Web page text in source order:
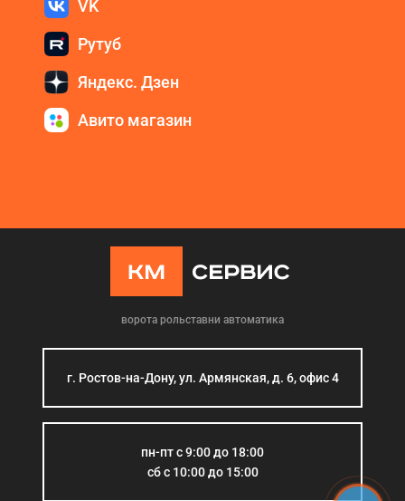
VK
Рутуб
Яндекс. Дзен
Авито магазин
ворота рольставни автоматика
г. Ростов-на-Дону, ул. Армянская, д. 6, офис 4
пн-пт с 9:00 до 18:00
сб с 10:00 до 15:00